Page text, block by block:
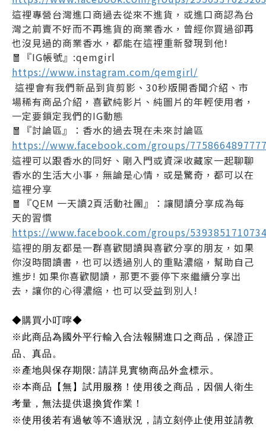
這裡專營台灣進口商過去從來不進貨，或進口商認為台
灣之前賣不好而不再進貨的商業香水，曾經你買過卻再
也沒見過的商業香水，都能在這裡重新發現到他!
🧧『IG帳號』:qemgirl
https://www.instagram.com/qemgirl/
這裡會有我們新品到貨剪影、30秒版開香聞介紹、市
場稀有商品介紹，喜歡純影片、純圖片的年輕使用者，
一定要鎖定我們的IG動態
🧧『討論區』：香水的過去現在未來討論區
https://www.facebook.com/groups/
這裡可以跟香水的同好、剛入門或資深收藏家一起聊聊
香水的生活大小事，無論是心情，或是驚奇，都可以在
這裡分享
🧧『QEM 一天讀2頁活動社團』：讓閱讀分享成為每
天的習慣
https://www.facebook.com/groups/
這裡的朋友都是一群喜歡閱讀與喜歡分享的朋友，如果
你沒時間讀書，也可以透過別人的重點濃縮，幫助自己
進步! 如果你喜歡閱讀，那更不要停下來繼續分享出
去，讓你的心得濃縮，也可以受益到別人!
◆購買小叮嚀◆
※此商品為國外平行輸入合法報關進口之商品，保證正
品、真品。
※產地與保存期限: 請詳見實物商品外盒標示。
※本商品【無】試用服務！使用後之商品，因個人衛生
考量，無法提供退換貨作業！
※使用後若有過敏等不適狀況，請立刻停止使用並請教